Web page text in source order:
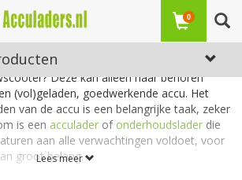
0
een sneeuwscooter
Deze kan alleen naar behoren
(vol)geladen, goedwerkende accu. Het
van de accu is een belangrijke taak, zeker
is een acculader of onderhoudslader die
aan alle verwachtingen voldoet, voor
groot belang.
Lees meer